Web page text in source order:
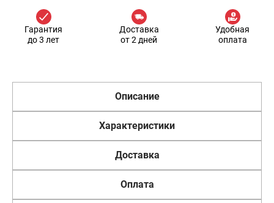
Гарантия
до 3 лет
Доставка
от 2 дней
Удобная
оплата
Описание
Характеристики
Доставка
Оплата